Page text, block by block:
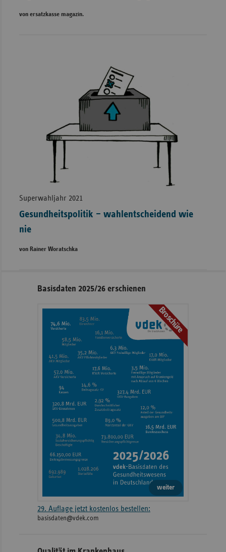
von ersatzkasse magazin.
Superwahljahr 2021
Gesundheitspolitik – wahlentscheidend wie
nie
von Rainer Woratschka
Seitennavigation
Seitenleiste
Informationen
Basisdaten 2025/26 erschienen
Broschüre
weiter
29. Auflage jetzt kostenlos bestellen:
basisdaten@vdek.com